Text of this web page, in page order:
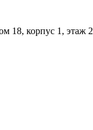
18, корпус 1, этаж 2